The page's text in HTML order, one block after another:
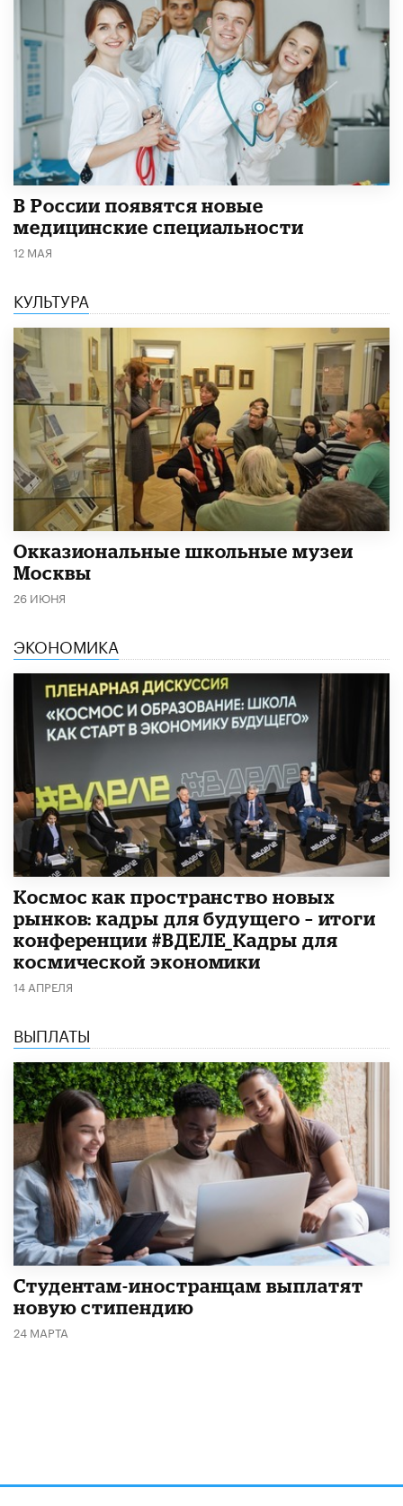
В России появятся новые
медицинские специальности
12 МАЯ
КУЛЬТУРА
​Окказиональные школьные музеи
Москвы
26 ИЮНЯ
ЭКОНОМИКА
Космос как пространство новых
рынков: кадры для будущего – итоги
конференции #ВДЕЛЕ_Кадры для
космической экономики
14 АПРЕЛЯ
ВЫПЛАТЫ
Студентам-иностранцам выплатят
новую стипендию
24 МАРТА